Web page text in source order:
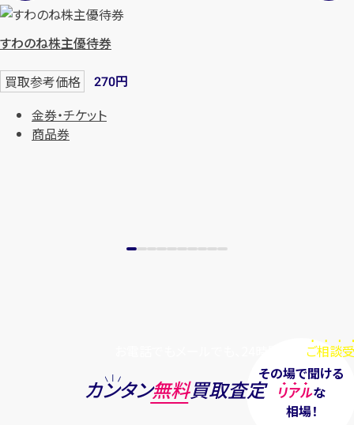
すわのね株主優待券
買取参考価格 270円
金券・チケット
商品券
ご相談
その場で聞ける
リアルな
相場！
カンタン無料買取査定